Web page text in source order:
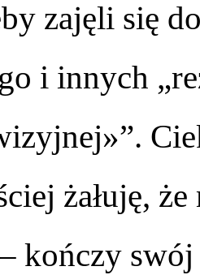
zajęli się
i innych
żałuję,
kończy